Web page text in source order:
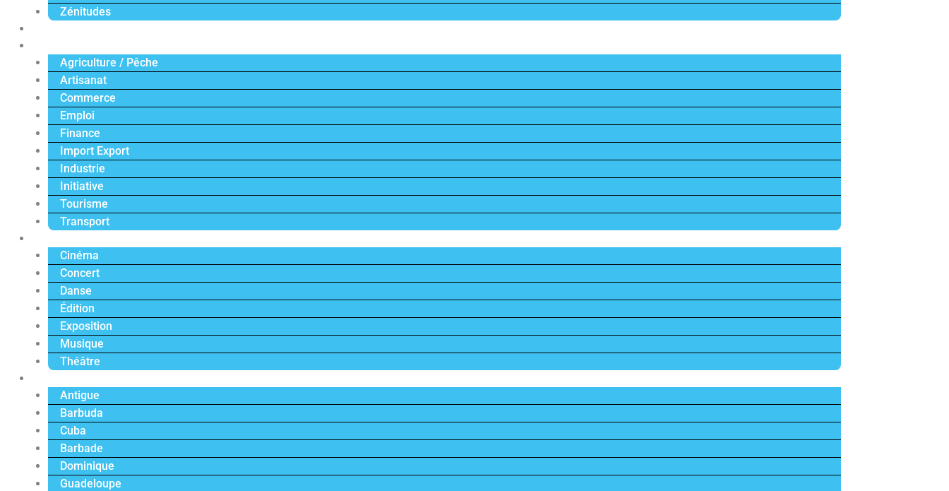
Zénitudes
Agriculture / Pêche
Artisanat
Commerce
Emploi
Finance
Import Export
Industrie
Initiative
Tourisme
Transport
Cinéma
Concert
Danse
Édition
Exposition
Musique
Théâtre
Antigue
Barbuda
Cuba
Barbade
Dominique
Guadeloupe